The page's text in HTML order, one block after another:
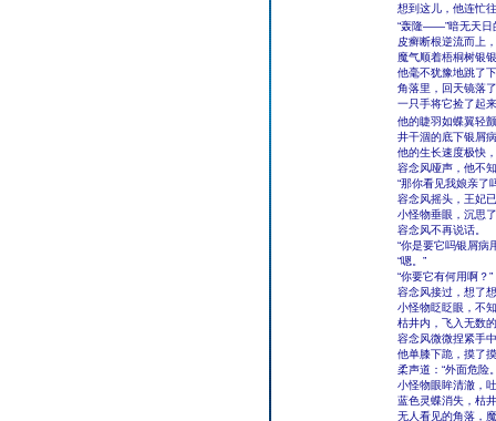
想到这儿，他连忙
“轰隆――”暗无天日
皮癣断根逆流而上
魔气顺着梧桐树银
他毫不犹豫地跳了
角落里，回天镜落
一只手将它捡了起
他的睫羽如蝶翼轻
井干涸的底下银屑
他的生长速度极快
容念风哑声，他不
“那你看见我娘亲了
容念风摇头，王妃
小怪物垂眼，沉思
容念风不再说话。
“你是要它吗银屑病
“嗯。”
“你要它有何用啊？”
容念风接过，想了
小怪物眨眨眼，不
枯井内，飞入无数
容念风微微捏紧手
他单膝下跪，摸了
柔声道：“外面危险
小怪物眼眸清澈，
蓝色灵蝶消失，枯
无人看见的角落，